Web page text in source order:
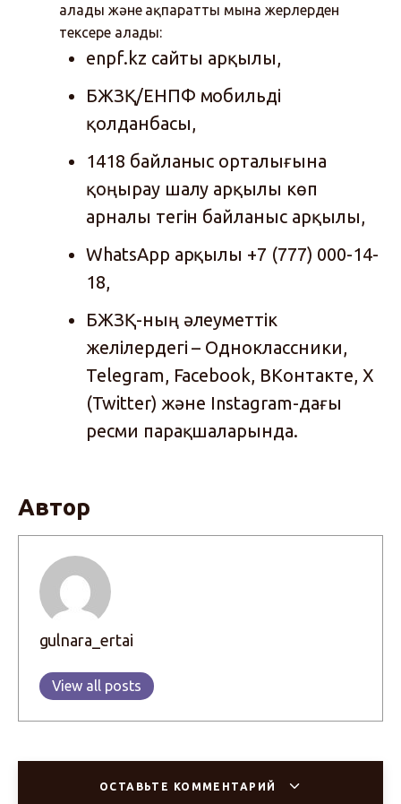
алады және ақпаратты мына жерлерден
тексере алады:
enpf.kz сайты арқылы,
БЖЗҚ/ЕНПФ мобильді
қолданбасы,
1418 байланыс орталығына
қоңырау шалу арқылы көп
арналы тегін байланыс арқылы,
WhatsApp арқылы +7 (777) 000-14-
18,
БЖЗҚ-ның әлеуметтік
желілердегі – Одноклассники,
Telegram, Facebook, ВКонтакте, X
(Twitter) және Instagram-дағы
ресми парақшаларында.
Автор
gulnara_ertai
View all posts
ОСТАВЬТЕ КОММЕНТАРИЙ